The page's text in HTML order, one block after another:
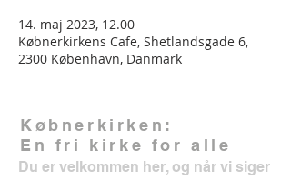
14. maj 2023, 12.00
Købnerkirkens Cafe, Shetlandsgade 6,
2300 København, Danmark
Købnerkirken:
En fri kirke for alle
Du er velkommen her, og når vi siger